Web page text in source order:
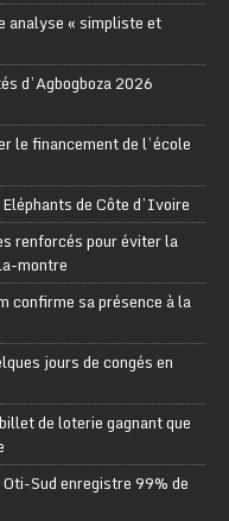
analyse « simpliste et
d’Agbogboza 2026
le financement de l’école
de Côte d’Ivoire
renforcés pour éviter la
montre
confirme sa présence à la
jours de congés en
de loterie gagnant que
Sud enregistre 99% de